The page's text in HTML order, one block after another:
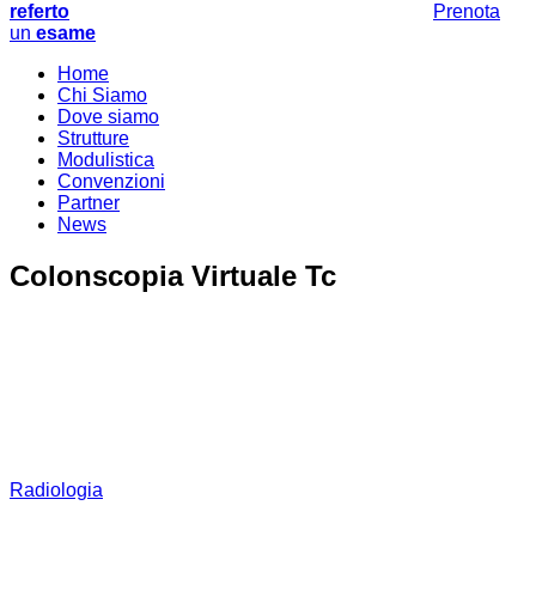
referto
Prenota
un esame
Home
Chi Siamo
Dove siamo
Strutture
Modulistica
Convenzioni
Partner
News
Colonscopia Virtuale Tc
Radiologia